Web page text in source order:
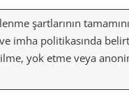
şartlarının
imha politikasında
yok etme veya